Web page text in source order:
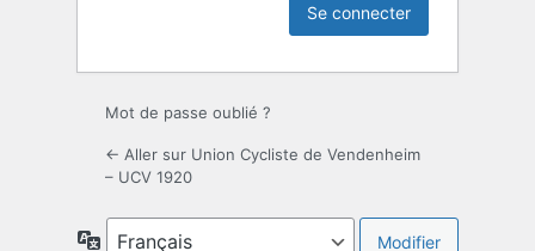
Mot de passe oublié ?
← Aller sur Union Cycliste de Vendenheim
– UCV 1920
Langue